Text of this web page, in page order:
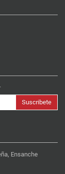
Suscribete
Ensanche